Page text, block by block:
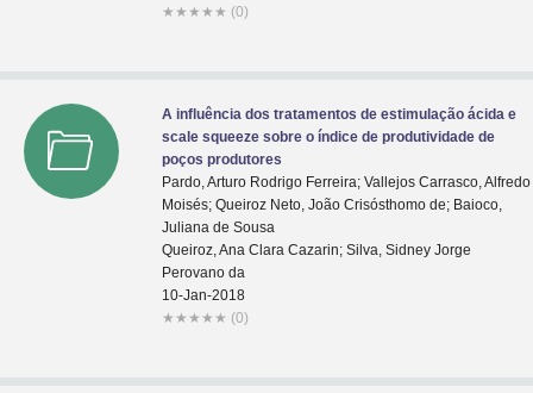
★ ★ ★ ★ ★ (0)
A influência dos tratamentos de estimulação ácida e
scale squeeze sobre o índice de produtividade de
poços produtores
Pardo, Arturo Rodrigo Ferreira; Vallejos Carrasco, Alfredo
Moisés; Queiroz Neto, João Crisósthomo de; Baioco,
Juliana de Sousa
Queiroz, Ana Clara Cazarin; Silva, Sidney Jorge
Perovano da
10-Jan-2018
★ ★ ★ ★ ★ (0)